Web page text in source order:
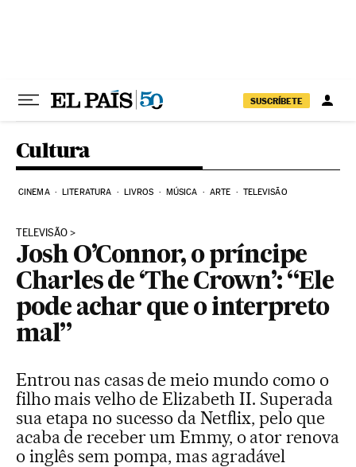
SUSCRÍBETE
Cultura
CINEMA LITERATURA LIVROS MÚSICA ARTE TELEVISÃO
TELEVISÃO
Josh O’Connor, o príncipe
Charles de ‘The Crown’: “Ele
pode achar que o interpreto
mal”
Entrou nas casas de meio mundo como o
filho mais velho de Elizabeth II. Superada
sua etapa no sucesso da Netflix, pelo que
acaba de receber um Emmy, o ator renova
o inglês sem pompa, mas agradável